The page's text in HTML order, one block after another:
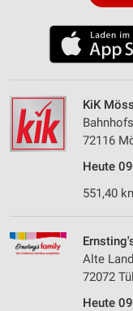
KiK
72116
Heute
551,40
Alte
72072
Heute